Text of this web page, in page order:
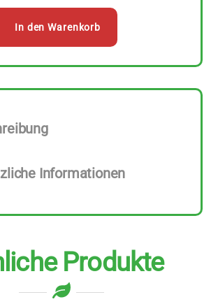
In den Warenkorb
Informationen
Produkte